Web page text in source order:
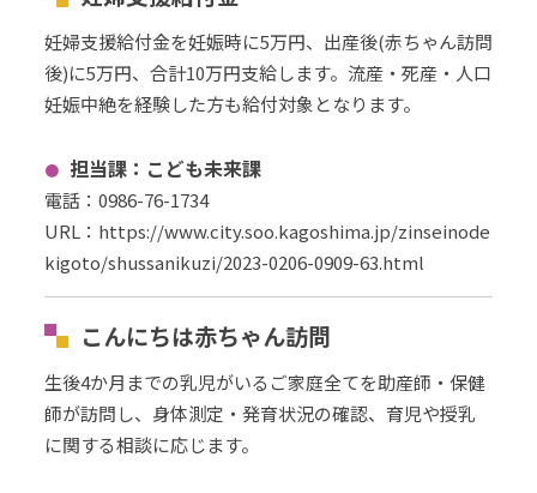
妊婦支援給付金を妊娠時に5万円、出産後(赤ちゃん訪問
後)に5万円、合計10万円支給します。流産・死産・人口
妊娠中絶を経験した方も給付対象となります。
担当課：こども未来課
電話：0986-76-1734
URL： https://www.city.soo.kagoshima.jp/zinseinode
kigoto/shussanikuzi/2023-0206-0909-63.html
こんにちは赤ちゃん訪問
生後4か月までの乳児がいるご家庭全てを助産師・保健
師が訪問し、身体測定・発育状況の確認、育児や授乳
に関する相談に応じます。